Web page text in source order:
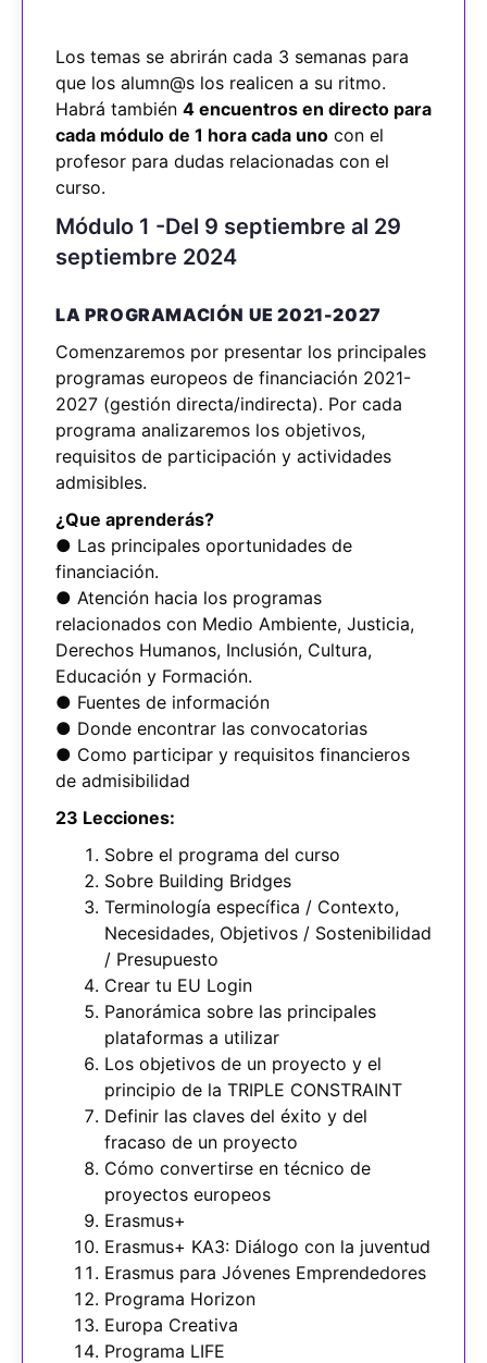
Los temas se abrirán cada 3 semanas para
que los alumn@s los realicen a su ritmo.
Habrá también 4 encuentros en directo para
cada módulo de 1 hora cada uno con el
profesor para dudas relacionadas con el
curso.
Módulo 1 -Del 9 septiembre al 29
septiembre 2024
LA PROGRAMACIÓN UE 2021-2027
Comenzaremos por presentar los principales
programas europeos de financiación 2021-
2027 (gestión directa/indirecta). Por cada
programa analizaremos los objetivos,
requisitos de participación y actividades
admisibles.
¿Que aprenderás?
● Las principales oportunidades de
financiación.
● Atención hacia los programas
relacionados con Medio Ambiente, Justicia,
Derechos Humanos, Inclusión, Cultura,
Educación y Formación.
● Fuentes de información
● Donde encontrar las convocatorias
● Como participar y requisitos financieros
de admisibilidad
23 Lecciones:
Sobre el programa del curso
Sobre Building Bridges
Terminología específica / Contexto,
Necesidades, Objetivos / Sostenibilidad
/ Presupuesto
Crear tu EU Login
Panorámica sobre las principales
plataformas a utilizar
Los objetivos de un proyecto y el
principio de la TRIPLE CONSTRAINT
Definir las claves del éxito y del
fracaso de un proyecto
Cómo convertirse en técnico de
proyectos europeos
Erasmus+
Erasmus+ KA3: Diálogo con la juventud
Erasmus para Jóvenes Emprendedores
Programa Horizon
Europa Creativa
Programa LIFE